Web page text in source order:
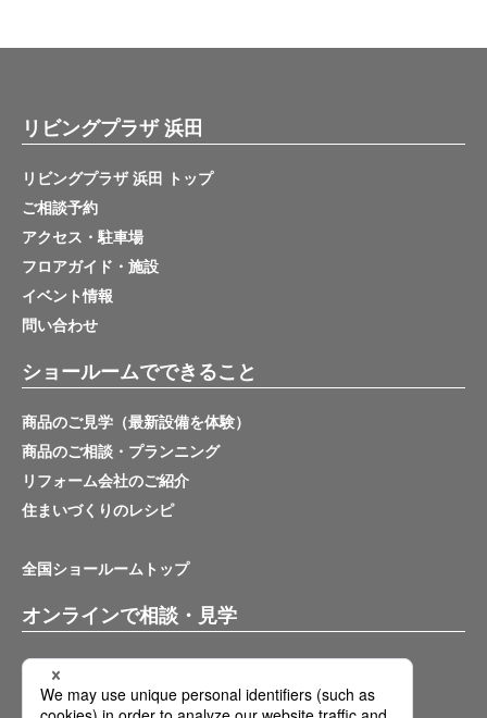
リビングプラザ 浜田
リビングプラザ 浜田 トップ
ご相談予約
アクセス・駐車場
フロアガイド・施設
イベント情報
問い合わせ
ショールームでできること
商品のご見学（最新設備を体験）
商品のご相談・プランニング
リフォーム会社のご紹介
住まいづくりのレシピ
全国ショールームトップ
オンラインで相談・見学
バーチャルショールーム
オンライン相談サービス